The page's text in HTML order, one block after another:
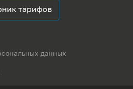
тарифов
данных